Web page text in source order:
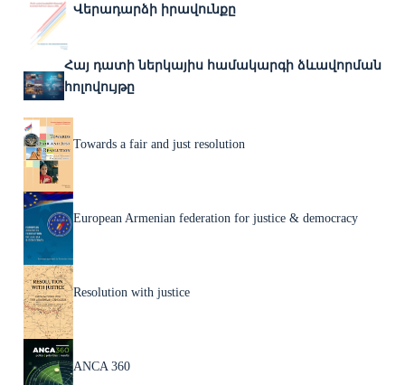
Վերադարձի իրավունքը
Հայ դատի ներկայիս համակարգի ձևավորման
հոլովույթը
Towards a fair and just resolution
European Armenian federation for justice & democracy
Resolution with justice
ANCA 360